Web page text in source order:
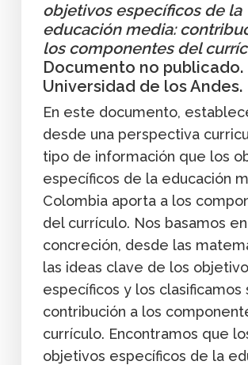
objetivos específicos de la
educación media:
los componentes del
Documento no publicado.
Universidad de los Andes.
En este documento,
desde una perspectiva
tipo de información que los
específicos de la educación
Colombia aporta a los
del currículo. Nos basamos
concreción, desde las
las ideas clave de los
específicos y los clasificamos
contribución a los
currículo. Encontramos que
objetivos específicos de la